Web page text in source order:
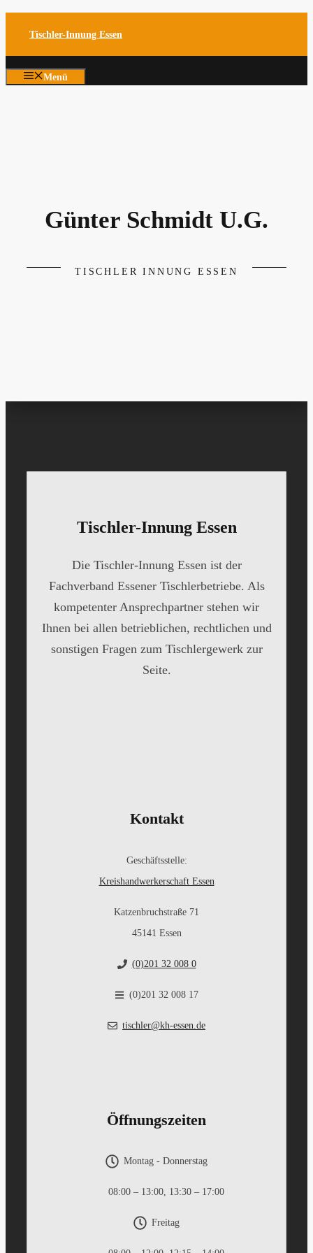
Inhalt
Tischler-Innung Essen
Menü
Günter Schmidt U.G.
TISCHLER INNUNG ESSEN
Tischler-Innung Essen
Die Tischler-Innung Essen ist der
Fachverband Essener Tischlerbetriebe. Als
kompetenter Ansprechpartner stehen wir
Ihnen bei allen betrieblichen, rechtlichen und
sonstigen Fragen zum Tischlergewerk zur
Seite.
Kontakt
Geschäftsstelle:
Kreishandwerkerschaft Essen
Katzenbruchstraße 71
45141 Essen
(0)201 32 008 0
(0)201 32 008 17
tischler@kh-essen.de
Öffnungszeiten
Montag - Donnerstag
08:00 – 13:00, 13:30 – 17:00
Freitag